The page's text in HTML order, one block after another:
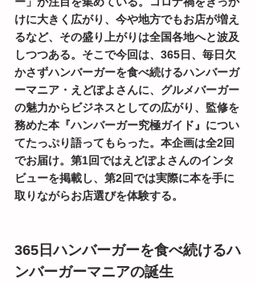
けに大きく広がり、今や地方でもお店が増え
るなど、その盛り上がりは全国各地へと波及
しつつある。そこで今回は、365日、毎日欠
かさずハンバーガーを食べ続けるハンバーガ
ーマニア・えどぽよさんに、グルメバーガー
の魅力からビジネスとしての広がり、監修を
務めた本『ハンバーガー究極ガイド』につい
てたっぷり語ってもらった。本企画は全2回
でお届け。第1回ではえどぽよさんのインタ
ビューを掲載し、第2回では実際に本を手に
取りながらお店選びを体験する。
365日ハンバーガーを食べ続けるハ
ンバーガーマニアの誕生